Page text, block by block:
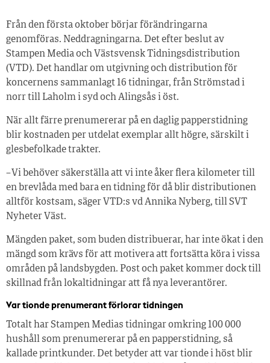
Från den första oktober börjar förändringarna
genomföras. Neddragningarna. Det efter beslut av
Stampen Media och Västsvensk Tidningsdistribution
(VTD). Det handlar om utgivning och distribution för
koncernens sammanlagt 16 tidningar, från Strömstad i
norr till Laholm i syd och Alingsås i öst.
När allt färre prenumererar på en daglig papperstidning
blir kostnaden per utdelat exemplar allt högre, särskilt i
glesbefolkade trakter.
– Vi behöver säkerställa att vi inte åker flera kilometer till
en brevlåda med bara en tidning för då blir distributionen
alltför kostsam, säger VTD:s vd Annika Nyberg, till SVT
Nyheter Väst.
Mängden paket, som buden distribuerar, har inte ökat i den
mängd som krävs för att motivera att fortsätta köra i vissa
områden på landsbygden. Post och paket kommer dock till
skillnad från lokaltidningar att få nya leverantörer.
Var tionde prenumerant förlorar tidningen
Totalt har Stampen Medias tidningar omkring 100 000
hushåll som prenumererar på en papperstidning, så
kallade printkunder. Det betyder att var tionde i höst blir